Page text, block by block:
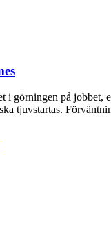
i görningen på jobbet,
tjuvstartas.